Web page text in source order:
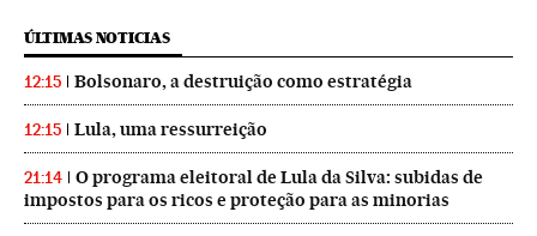
ÚLTIMAS NOTICIAS
12:15 Bolsonaro, a destruição como estratégia
12:15 Lula, uma ressurreição
21:14
O programa eleitoral de Lula da Silva: subidas de
impostos para os ricos e proteção para as minorias